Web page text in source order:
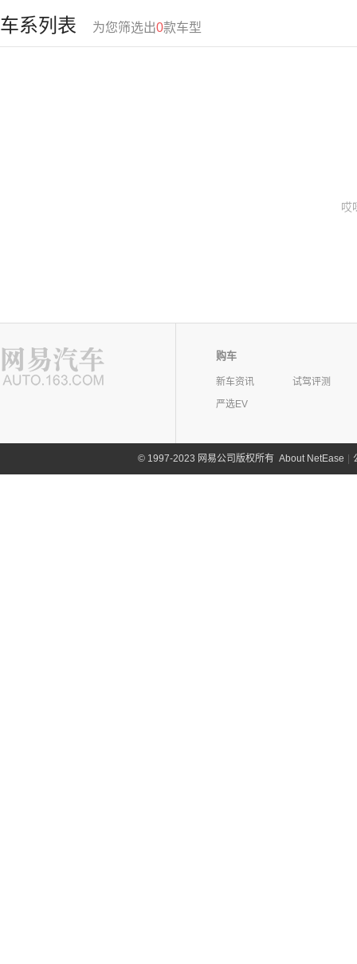
车系列表 为您筛选出0款车型
哎
购车
新车资讯
试驾评测
严选EV
©1997-2023 网易公司版权所有 About NetEase